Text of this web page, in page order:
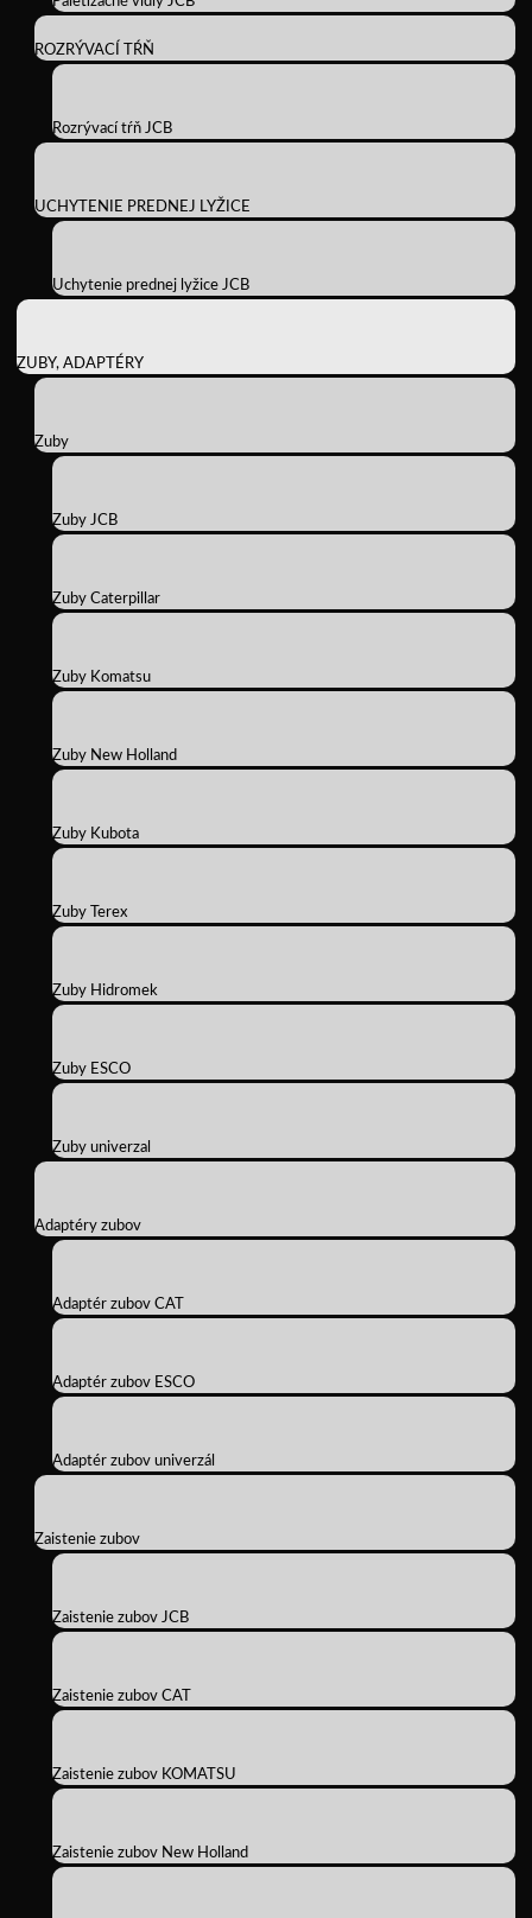
ROZRÝVACÍ TŔŇ
Rozrývací tŕň JCB
UCHYTENIE PREDNEJ LYŽICE
Uchytenie prednej lyžice JCB
ZUBY, ADAPTÉRY
Zuby
Zuby JCB
Zuby Caterpillar
Zuby Komatsu
Zuby New Holland
Zuby Kubota
Zuby Terex
Zuby Hidromek
Zuby ESCO
Zuby univerzal
Adaptéry zubov
Adaptér zubov CAT
Adaptér zubov ESCO
Adaptér zubov univerzál
Zaistenie zubov
Zaistenie zubov JCB
Zaistenie zubov CAT
Zaistenie zubov KOMATSU
Zaistenie zubov New Holland